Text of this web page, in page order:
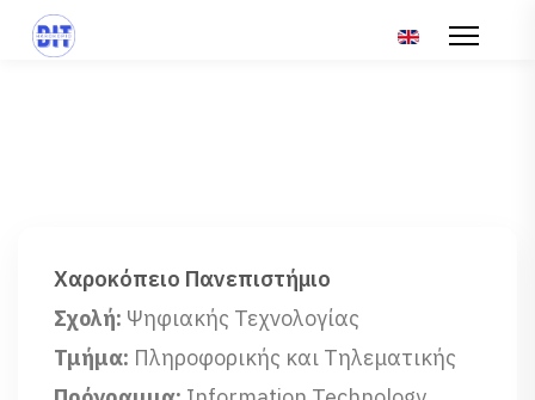
Επιλέξτε τη
Χαροκόπειο Πανεπιστήμιο
Σχολή: Ψηφιακής Τεχνολογίας
Τμήμα: Πληροφορικής και Τηλεματικής